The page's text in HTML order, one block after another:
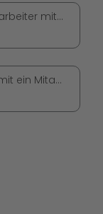
E-Mail (Wird benötigt, damit ein Mitarbeiter mit Ihnen in Kontakt treten kann.)*
Telefonnummer (Wird benötigt, damit ein Mitarbeiter mit Ihnen in Kontakt treten kann.)*